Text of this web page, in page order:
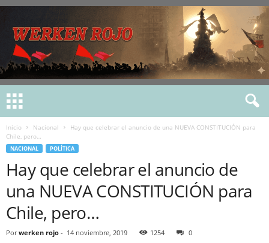
Inicio Nacional
Hay que celebrar el anuncio de una NUEVA CONSTITUCIÓN para
Chile, pero…
NACIONAL POLÍTICA
Hay que celebrar el anuncio de
una NUEVA CONSTITUCIÓN para
Chile, pero…
Por werken rojo - 14 noviembre, 2019 1254 0